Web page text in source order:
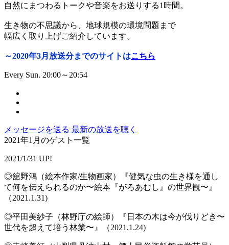
自然にまつわるトークや音楽をお送りする1時間。
生き物の不思議から、地球規模の環境問題まで
幅広く取り上げご紹介しています。
～2020年3月放送分までのサイトはこちら
Every Sun. 20:00～20:54
メッセージを送る 最新の放送を聴く
2021年1月のゲスト一覧
2021/1/31 UP!
◎舘野鴻（絵本作家/生物画家）『健気な虫の生き様を通し
て何を伝えられるのか〜絵本『がろあむし』の世界観〜』
（2021.1.31)
◎平田美紗子（林野庁の絵師）『日本の木は今が伐りどき〜
世代を超えて培う林業〜』（2021.1.24)